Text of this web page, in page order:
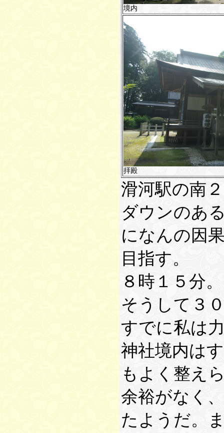
境内
拝殿
滑河駅の南
ダウンのあ
になんの因
目指す。
８時１５分。
そうして３
すでに私は
神社境内は
もよく整え
余裕がなく
たようだ。